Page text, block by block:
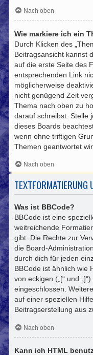
Nach oben
Wie markiere ich ein
Durch Klicken des
Beitragsansicht kannst
auf die erste Seite des
entsprechenden Link
möglicherweise
nicht genügend Zeit
Thema nach oben zu
darauf schreibst. Stelle
dieses Boards
wenn ohne triftigen
Themen geantwortet
Nach oben
TEXTFORMATIERUNG
Was ist BBCode?
BBCode ist eine
weitreichende
gibt. Die Rechte zur
die Board-
durch dich für jeden
BBCode ist ähnlich wie
von eckigen („[“ und
eingeschlossen.
auf einer speziellen
Beitragserstellung aus
Nach oben
Kann ich HTML